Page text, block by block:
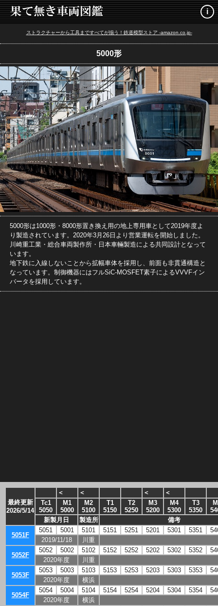
i
ストラクチャーから工具まですべてが揃う！鉄道模型ストア -amazon.co.jp-
5000形
5000形は1000形・8000形置き換え用の地上専用車として2019年度よ
り製造されています。2020年3月26日より営業運転を開始しました。
川崎重工業・総合車両製作所・日本車輛製造による共同設計となって
います。
地下鉄に入線しないことから拡幅車体を採用し、前面も非貫通構造と
なっています。制御機器にはフルSiC-MOSFET素子によるVVVFイン
バータを採用しています。
最終更新
2026/5/14
＜ ＜ ＜
＜
Tc1
5050
M1
5000
M2
5100
T1
5150
T2
5250
M3
5200
M4
5300
T3
5350
新製月日
製造所 備考
5051F
5051 5001 5101 5151 5251 5201 5301 5351
2019/11/18
川重
5052F
5052 5002 5102 5152 5252 5202 5302 5352
2020年度
川重
5053F
5053 5003 5103 5153 5253 5203 5303 5353
2020年度
横浜
5054F
5054 5004 5104 5154 5254 5204 5304 5354
2020年度
横浜